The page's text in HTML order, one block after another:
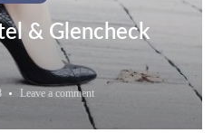
& Glencheck
Leave a comment